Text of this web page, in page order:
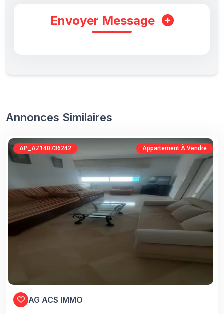
Envoyer Message
Annonces Similaires
AP_AZ140736242 Appartement À Vendre
AG ACS IMMO